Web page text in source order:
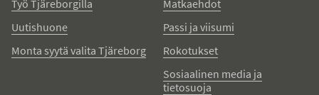
Työ Tjäreborgilla
Uutishuone
Monta syytä valita Tjäreborg
Matkaehdot
Passi ja viisumi
Rokotukset
Sosiaalinen media ja
tietosuoja